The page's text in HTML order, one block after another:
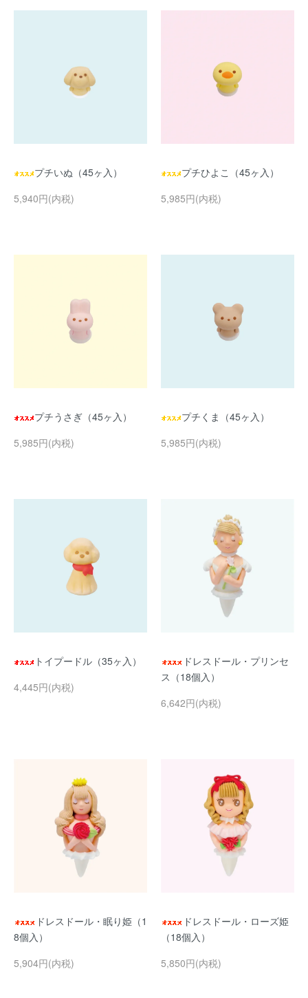
プチいぬ（45ヶ入）
5,940円(内税)
プチひよこ（45ヶ入）
5,985円(内税)
プチうさぎ（45ヶ入）
5,985円(内税)
プチくま（45ヶ入）
5,985円(内税)
トイプードル（35ヶ入）
4,445円(内税)
ドレスドール・プリンセ
ス（18個入）
6,642円(内税)
ドレスドール・眠り姫（1
8個入）
5,904円(内税)
ドレスドール・ローズ姫
（18個入）
5,850円(内税)